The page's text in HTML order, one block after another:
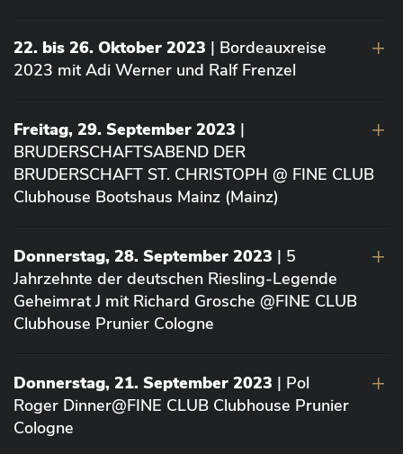
22. bis 26. Oktober 2023 | Bordeauxreise
2023 mit Adi Werner und Ralf Frenzel
Freitag, 29. September 2023 |
BRUDERSCHAFTSABEND DER
BRUDERSCHAFT ST. CHRISTOPH @ FINE CLUB
Clubhouse Bootshaus Mainz (Mainz)
Donnerstag, 28. September 2023 | 5
Jahrzehnte der deutschen Riesling-Legende
Geheimrat J mit Richard Grosche @FINE CLUB
Clubhouse Prunier Cologne
Donnerstag, 21. September 2023 | Pol
Roger Dinner@FINE CLUB Clubhouse Prunier
Cologne